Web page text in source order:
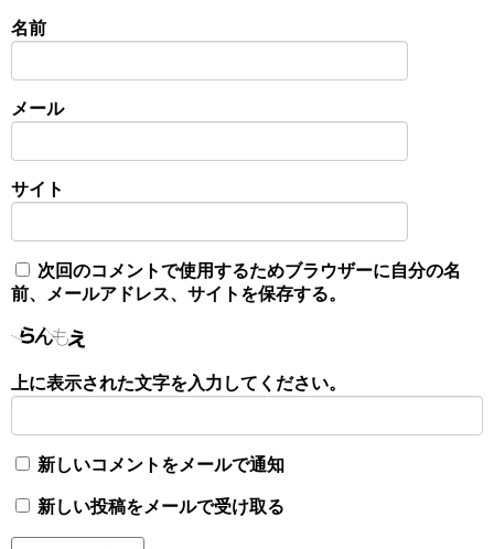
名前
メール
サイト
次回のコメントで使用するためブラウザーに自分の名
前、メールアドレス、サイトを保存する。
上に表示された文字を入力してください。
新しいコメントをメールで通知
新しい投稿をメールで受け取る